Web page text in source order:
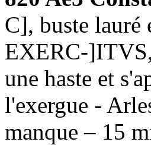
C], buste
EXERC-
une haste et
l'exergue -
manque – 15